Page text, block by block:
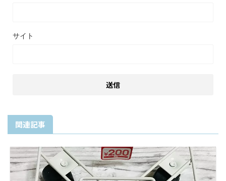
サイト
関連記事